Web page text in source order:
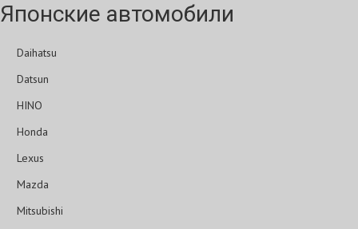
Японские автомобили
Daihatsu
Datsun
HINO
Honda
Lexus
Mazda
Mitsubishi